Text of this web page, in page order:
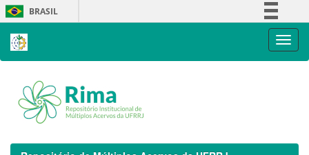
Skip
navigation
BRASIL